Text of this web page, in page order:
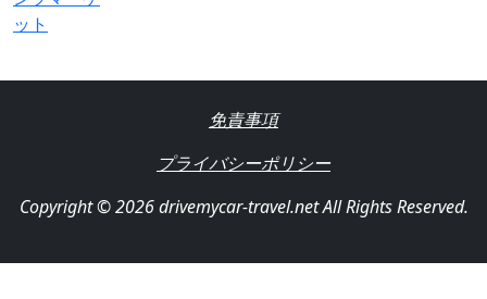
ット
免責事項
プライバシーポリシー
Copyright © 2026 drivemycar-travel.net All Rights Reserved.